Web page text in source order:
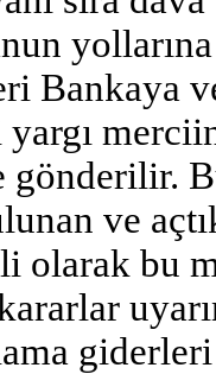
Bankaya
ve
olarak bu